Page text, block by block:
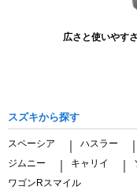
広さと使いやす
スズキから探す
スペーシア ハスラー
ジムニー キャリイ
ワゴンRスマイル